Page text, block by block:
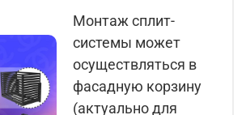
Монтаж сплит-
системы может
осуществляться в
фасадную корзину
(актуально для